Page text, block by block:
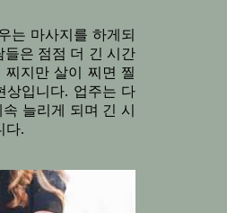
는 마사지를 하게되
은 점점 더 긴 시간
찌지만 살이 찌면 찔
상입니다. 업주는 다
늘리게 되며 긴 시
다.